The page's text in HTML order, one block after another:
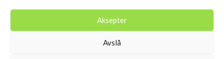
Aksepter
Avslå